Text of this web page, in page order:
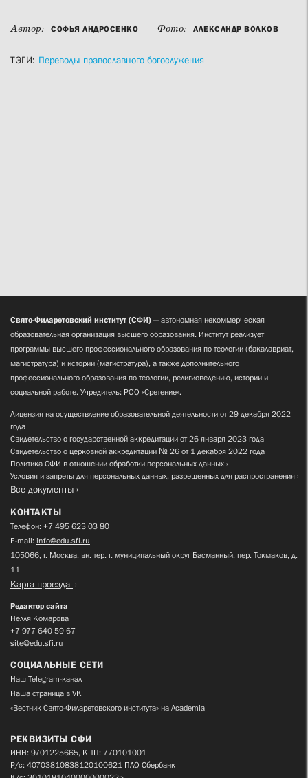
Автор: СОФЬЯ АНДРОСЕНКО Фото: АЛЕКСАНДР ВОЛКОВ
ТЭГИ: Переводы православного богослужения
Свято-Филаретовский институт (СФИ) — автономная некоммерческая
образовательная организация высшего образования. Институт реализует
программы высшего профессионального образования по теологии (бакалавриат,
магистратура) и истории (магистратура), а также дополнительного
профессионального образования по теологии, религиоведению, истории и
социальной работе. Учредитель: РОО «Сретение».
Лицензия на осуществление образовательной деятельности от 29 декабря 2022
года
Свидетельство о государственной аккредитации от 26 января 2023 года
Свидетельство о церковной аккредитации № 26 от 1 декабря 2022 года
Политика СФИ в отношении обработки персональных данных
Условия и запреты для персональных данных, разрешенных для распространения
Все документы
КОНТАКТЫ
Телефон: +7 495 623 03 80
E-mail: info@edu.sfi.ru
105066, г. Москва, вн. тер. г. муниципальный округ Басманный, пер. Токмаков, д.
11
Карта проезда
Редактор сайта
Нелля Комарова
+7 977 640 59 67
site@edu.sfi.ru
СОЦИАЛЬНЫЕ СЕТИ
Наш Telegram-канал
Наша страница в VK
«Вестник Свято-Филаретовского института» на Academia
РЕКВИЗИТЫ СФИ
ИНН: 9701225665, КПП: 770101001
Р/с: 40703810838120100621 ПАО Сбербанк